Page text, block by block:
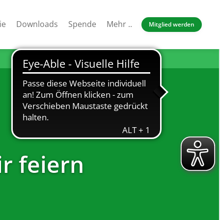
Downloads Spende Mehr .. Mitglied werden
feiern